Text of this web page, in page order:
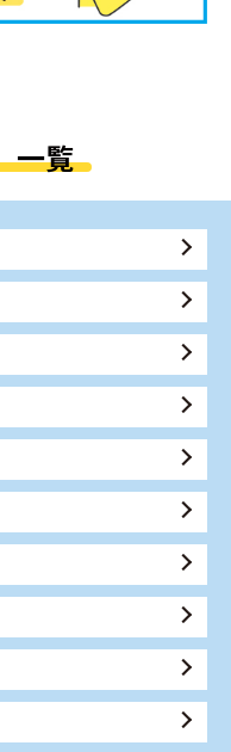
一覧